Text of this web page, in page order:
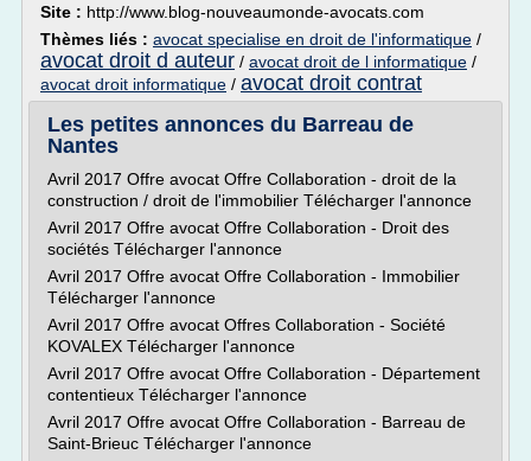
Site : http://www.blog-nouveaumonde-avocats.com
Thèmes liés : avocat specialise en droit de l'informatique /
avocat droit d auteur / avocat droit de l informatique /
avocat droit informatique / avocat droit contrat
Les petites annonces du Barreau de
Nantes
Avril 2017 Offre avocat Offre Collaboration - droit de la
construction / droit de l'immobilier Télécharger l'annonce
Avril 2017 Offre avocat Offre Collaboration - Droit des
sociétés Télécharger l'annonce
Avril 2017 Offre avocat Offre Collaboration - Immobilier
Télécharger l'annonce
Avril 2017 Offre avocat Offres Collaboration - Société
KOVALEX Télécharger l'annonce
Avril 2017 Offre avocat Offre Collaboration - Département
contentieux Télécharger l'annonce
Avril 2017 Offre avocat Offre Collaboration - Barreau de
Saint-Brieuc Télécharger l'annonce